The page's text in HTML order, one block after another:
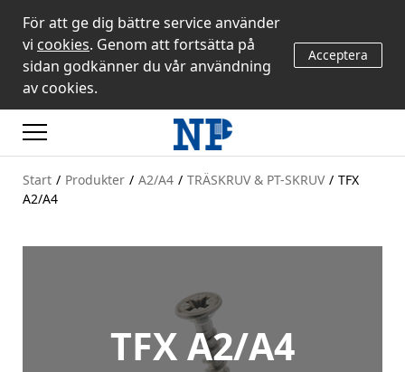
För att ge dig bättre service använder
vi cookies. Genom att fortsätta på
sidan godkänner du vår användning
av cookies.
Acceptera
Start / Produkter / A2/A4 / TRÄSKRUV & PT-SKRUV / TFX
A2/A4
TFX A2/A4